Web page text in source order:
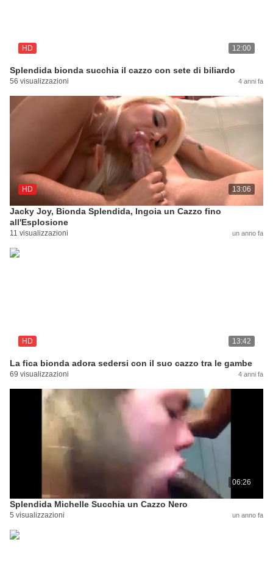
HD 12:00
Splendida bionda succhia il cazzo con sete di biliardo
56 visualizzazioni 4 anni fa
HD 13:06
Jacky Joy, Bionda Splendida, Ingoia un Cazzo fino
all'Esplosione
11 visualizzazioni un anno fa
HD 13:42
La fica bionda adora sedersi con il suo cazzo tra le gambe
69 visualizzazioni 4 anni fa
06:26
Splendida Michelle Succhia un Cazzo Nero
5 visualizzazioni un anno fa